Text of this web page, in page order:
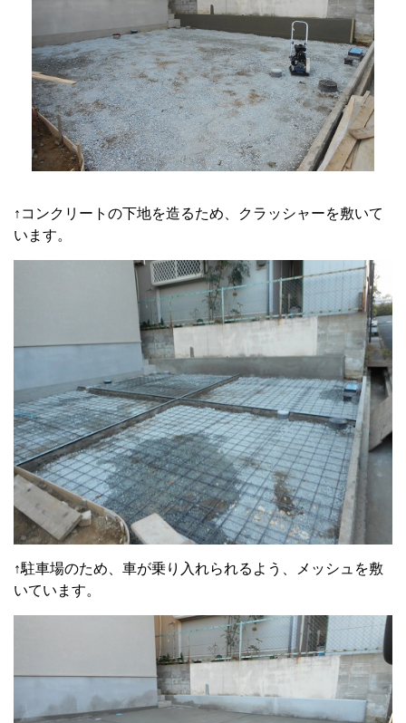
↑コンクリートの下地を造るため、クラッシャーを敷いて
います。
↑駐車場のため、車が乗り入れられるよう、メッシュを敷
いています。